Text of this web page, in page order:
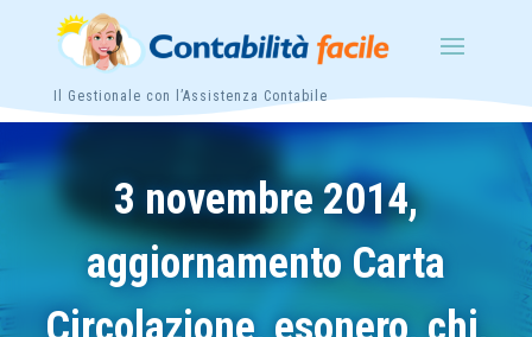
Il Gestionale con l’Assistenza Contabile
3 novembre 2014,
aggiornamento Carta